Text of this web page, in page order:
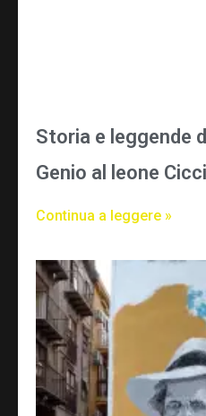
Storia e leggende
Genio al leone
Continua a leggere »